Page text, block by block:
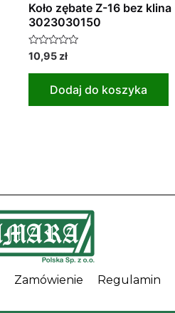
Koło zębate Z-16 bez klina
3023030150
Oceniono
0
na
10,95 zł
Dodaj do koszyka
Zamówienie Regulamin